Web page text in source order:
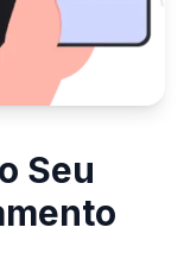
Seu